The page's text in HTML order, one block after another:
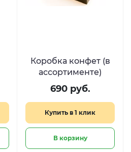
Коробка конфет (в
ассортименте)
690 руб.
Купить в 1 клик
В корзину